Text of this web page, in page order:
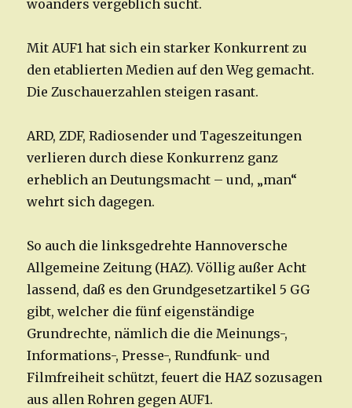
woanders vergeblich sucht.
Mit AUF1 hat sich ein starker Konkurrent zu
den etablierten Medien auf den Weg gemacht.
Die Zuschauerzahlen steigen rasant.
ARD, ZDF, Radiosender und Tageszeitungen
verlieren durch diese Konkurrenz ganz
erheblich an Deutungsmacht – und, „man“
wehrt sich dagegen.
So auch die linksgedrehte Hannoversche
Allgemeine Zeitung (HAZ). Völlig außer Acht
lassend, daß es den Grundgesetzartikel 5 GG
gibt, welcher die fünf eigenständige
Grundrechte, nämlich die die Meinungs-,
Informations-, Presse-, Rundfunk- und
Filmfreiheit schützt, feuert die HAZ sozusagen
aus allen Rohren gegen AUF1.